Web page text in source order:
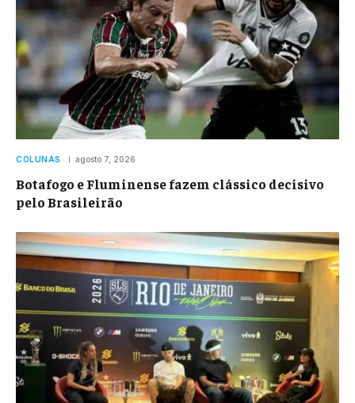
COLUNAS agosto 7, 2026
Botafogo e Fluminense fazem clássico decisivo
pelo Brasileirão